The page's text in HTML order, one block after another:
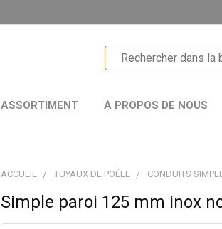
ASSORTIMENT À PROPOS DE NOUS
ACCUEIL TUYAUX DE POÊLE CONDUITS
Simple paroi 125 mm inox